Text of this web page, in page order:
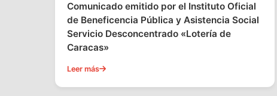
Comunicado emitido por el Instituto Oficial
de Beneficencia Pública y Asistencia Social
Servicio Desconcentrado «Lotería de
Caracas»
Leer más